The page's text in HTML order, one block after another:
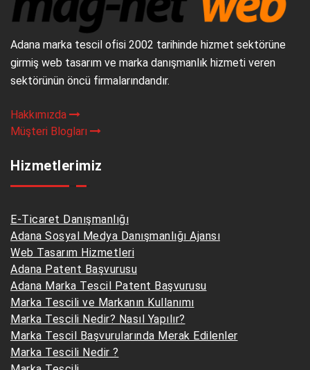
Adana marka tescil ofisi 2002 tarihinde hizmet sektörüne
girmiş web tasarım ve marka danışmanlık hizmeti veren
sektörünün öncü firmalarındandır.
Hakkımızda
Müşteri Blogları
Hizmetlerimiz
E-Ticaret Danışmanlığı
Adana Sosyal Medya Danışmanlığı Ajansı
Web Tasarım Hizmetleri
Adana Patent Başvurusu
Adana Marka Tescil Patent Başvurusu
Marka Tescili ve Markanın Kullanımı
Marka Tescili Nedir? Nasıl Yapılır?
Marka Tescil Başvurularında Merak Edilenler
Marka Tescili Nedir ?